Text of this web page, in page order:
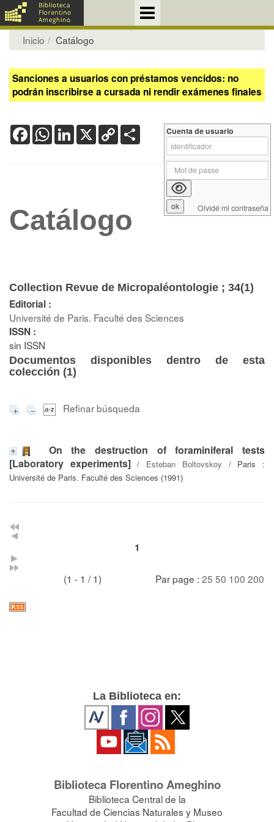
Inicio Catálogo
Sanciones a usuarios con préstamos vencidos: no
podrán inscribirse a cursada ni rendir exámenes finales
FacebookWhatsApp
LinkedIn
X Copy
Link
Catálogo
Collection Revue de Micropaléontologie ; 34(1)
Editorial :
Université de Paris. Faculté des Sciences
ISSN :
sin ISSN
Documentos disponibles dentro de esta
colección (1)
Refinar búsqueda
On the destruction of foraminiferal tests
[Laboratory experiments]/ Esteban Boltovskoy / Paris :
Université de Paris. Faculté des Sciences (1991)
1
(1 - 1 / 1) Par page : 25 50 100 200
Cuenta de usuario
Olvidé mi contraseña
La Biblioteca en:
Biblioteca Florentino Ameghino
Biblioteca Central de la
Facultad de Ciencias Naturales y Museo